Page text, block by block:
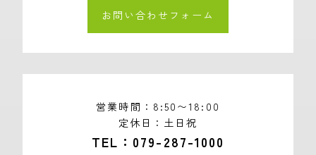
お問い合わせフォーム
営業時間
8:50〜18:00
定休日
土日祝
TEL 079-287-1000